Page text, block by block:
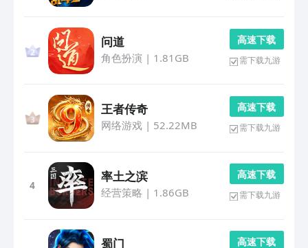
问道
角色扮演 | 1.81GB
高 速 下 载
需下载九游
王者传奇
网络游戏| 52.22MB
高 速 下 载
需下载九游
4
率土之滨
经营策略 | 1.86GB
高 速 下 载
需下载九游
蜀门 高 速 下 载